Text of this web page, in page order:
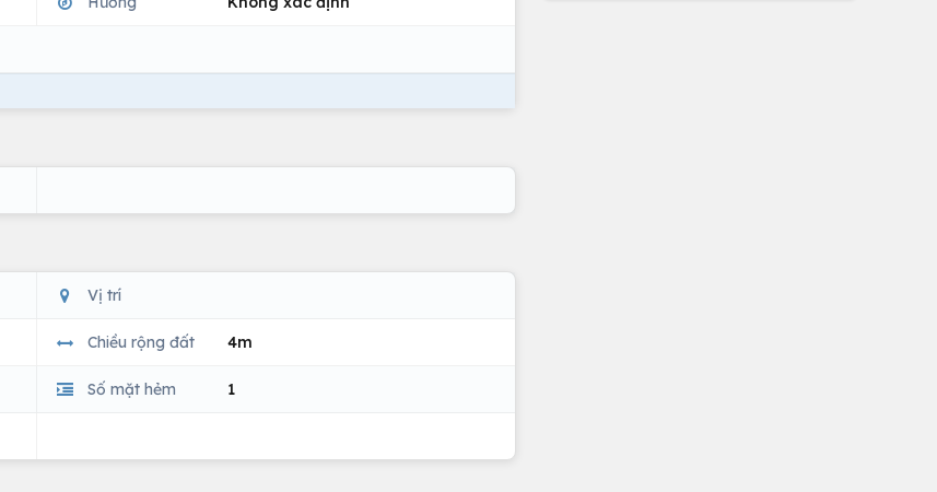
Vị trí
Chiều rộng đất 4m
Số mặt hẻm 1